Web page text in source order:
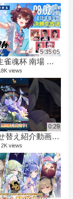
5:35:05
第7期 学生雀魂杯 南場 決勝
views
0:29
うごく着せ替え紹介動画 七海 礼奈 #shorts
2K views